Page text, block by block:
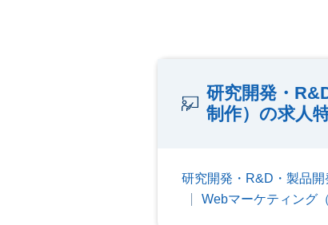
研究開発・
制作）の求人
研究開発・R&D・製品
Webマーケティング